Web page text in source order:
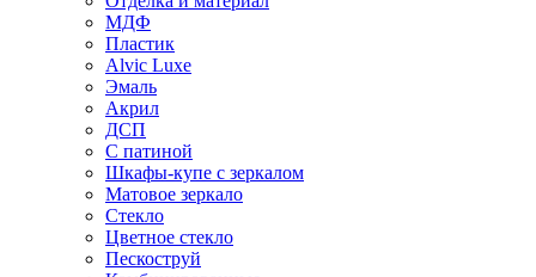
МДФ
Пластик
Alvic Luxe
Эмаль
Акрил
ДСП
С патиной
Шкафы-купе с зеркалом
Матовое зеркало
Стекло
Цветное стекло
Пескоструй